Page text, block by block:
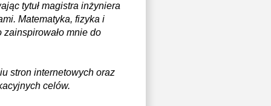
tytuł magistra inżyniera
Matematyka, fizyka i
zainspirowało mnie do
stron internetowych oraz
celów.